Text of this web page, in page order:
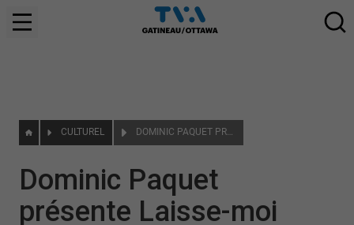
CULTUREL DOMINIC PAQUET PRÉSENTE LAISSE-MOI PARTIR
Dominic Paquet
présente Laisse-moi